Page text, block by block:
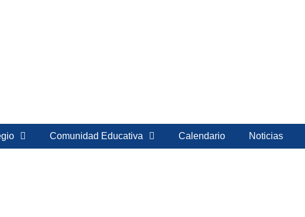
Comunidad Educativa Calendario Noticias